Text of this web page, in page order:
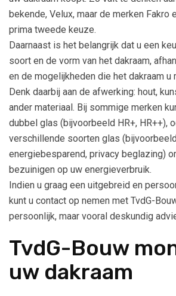
bekende, Velux, maar de merken Fakro
prima tweede keuze.
Daarnaast is het belangrijk dat u een
soort en de vorm van het dakraam,
en de mogelijkheden die het dakraam u
Denk daarbij aan de afwerking: hout,
ander materiaal. Bij sommige merken
dubbel glas (bijvoorbeeld HR+, HR++),
verschillende soorten glas
energiebesparend, privacy beglazing)
bezuinigen op uw energieverbruik.
Indien u graag een uitgebreid en
kunt u contact op nemen met TvdG-
persoonlijk, maar vooral deskundig
TvdG-Bouw
uw dakraam